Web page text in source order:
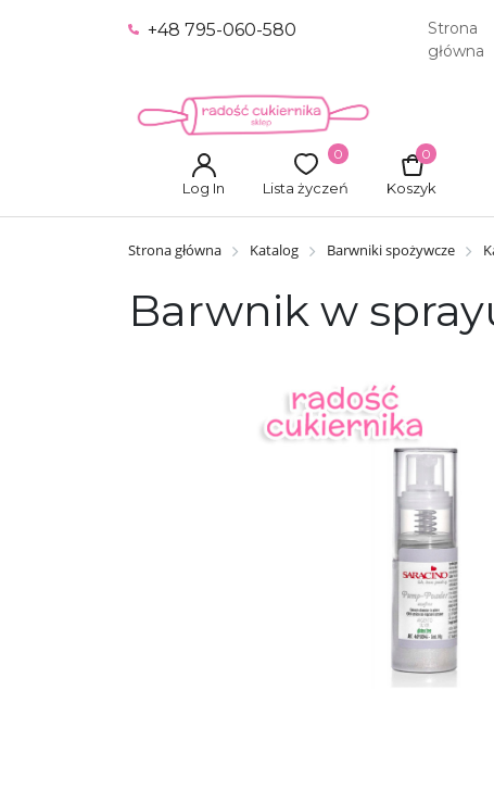
+48 795-060-580
Strona
główna
Log In Lista życzeń
0
Koszyk
0
Strona główna Katalog Barwniki spożywcze
Barwnik w